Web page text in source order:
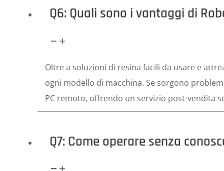
Q6: Quali sono i vantaggi di
Oltre a soluzioni di resina facili da usare e
ogni modello di macchina. Se sorgono
PC remoto, offrendo un servizio post-vendita
Q7: Come operare senza